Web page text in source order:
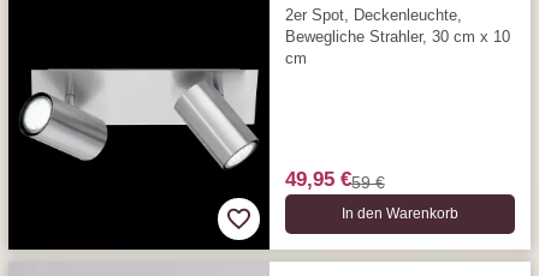
2er Spot, Deckenleuchte,
Bewegliche Strahler, 30 cm x 10
cm
49,95 €59 €
In den Warenkorb